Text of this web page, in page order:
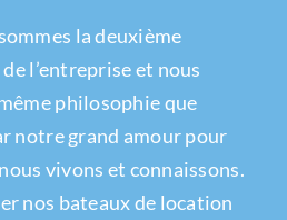
la deuxième
l’entreprise et nous
philosophie que
notre grand amour pour
vivons et connaissons.
nos bateaux de location